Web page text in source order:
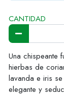
CANTIDAD
Una chispeante
hierbas de
lavanda e iris
elegante y